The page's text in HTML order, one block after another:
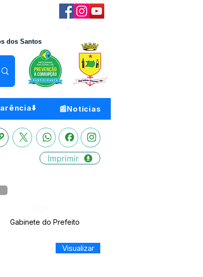
dos Santos
📰Notícias
Imprimir
Gabinete do Prefeito
Visualizar